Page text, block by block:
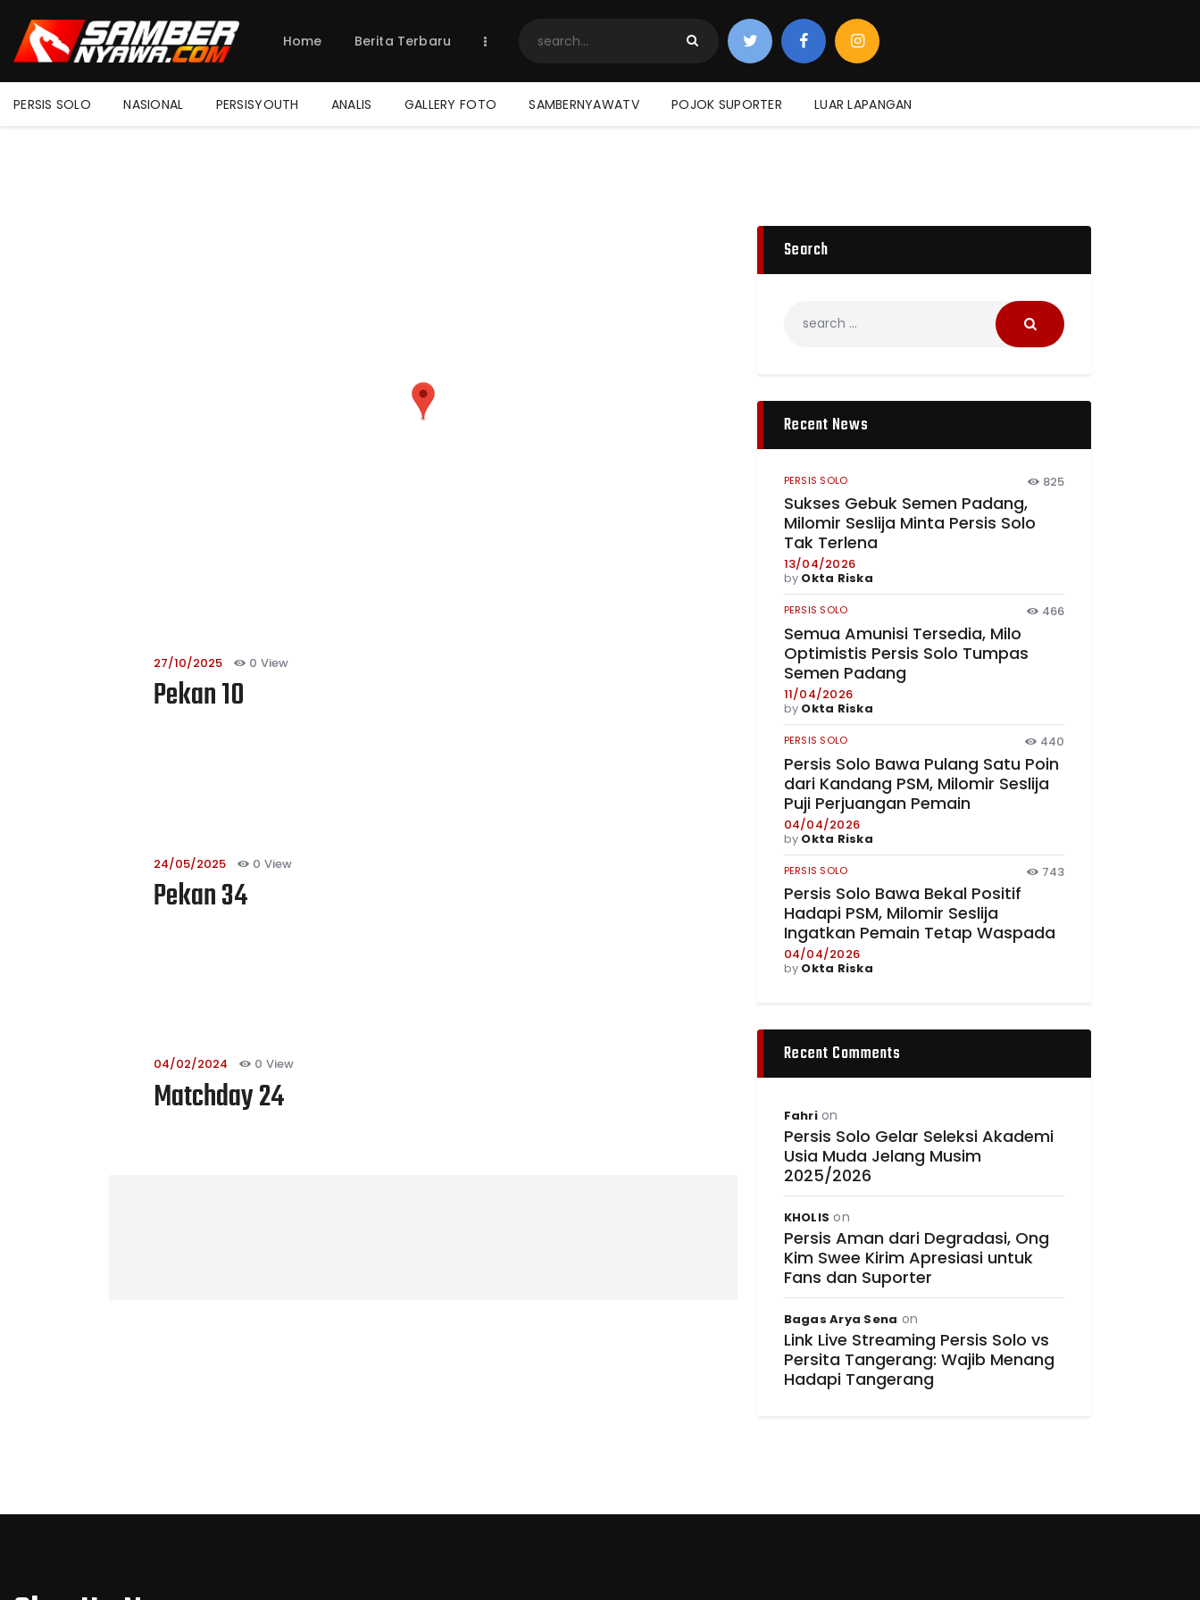
Home Berita Terbaru
PERSIS SOLO NASIONAL PERSISYOUTH ANALIS GALLERY FOTO SAMBERNYAWATV POJOK SUPORTER LUAR LAPANGAN
Berita Terbaru
Jadwal & Hasil
Klasemen
27/10/2025 0 View
Pekan 10
24/05/2025 0 View
Pekan 34
04/02/2024 0 View
Matchday 24
Search
Recent News
PERSIS SOLO 825
Sukses Gebuk Semen Padang,
Milomir Seslija Minta Persis Solo
Tak Terlena
13/04/2026
by Okta Riska
PERSIS SOLO 466
Semua Amunisi Tersedia, Milo
Optimistis Persis Solo Tumpas
Semen Padang
11/04/2026
by Okta Riska
PERSIS SOLO 440
Persis Solo Bawa Pulang Satu Poin
dari Kandang PSM, Milomir Seslija
Puji Perjuangan Pemain
04/04/2026
by Okta Riska
PERSIS SOLO 743
Persis Solo Bawa Bekal Positif
Hadapi PSM, Milomir Seslija
Ingatkan Pemain Tetap Waspada
04/04/2026
by Okta Riska
Recent Comments
Fahrion
Persis Solo Gelar Seleksi Akademi
Usia Muda Jelang Musim
2025/2026
KHOLIS on
Persis Aman dari Degradasi, Ong
Kim Swee Kirim Apresiasi untuk
Fans dan Suporter
Bagas Arya Sena on
Link Live Streaming Persis Solo vs
Persita Tangerang: Wajib Menang
Hadapi Tangerang